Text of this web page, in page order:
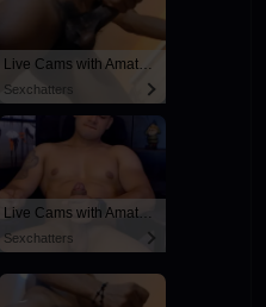
Live Cams with Amateur Men
Sexchatters
Live Cams with Amateur Men
Sexchatters